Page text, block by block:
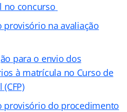
no concurso
provisório na avaliação
para o envio dos
à matrícula no Curso de
provisório do procedimento